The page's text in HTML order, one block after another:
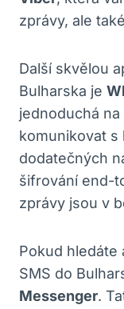
zprávy, ale
Další skvělou
Bulharska‌ je
jednoduchá
komunikovat s
dodatečných
šifrování ⁢end-
zprávy jsou v
Pokud hledáte
SMS do⁢
Messenger.